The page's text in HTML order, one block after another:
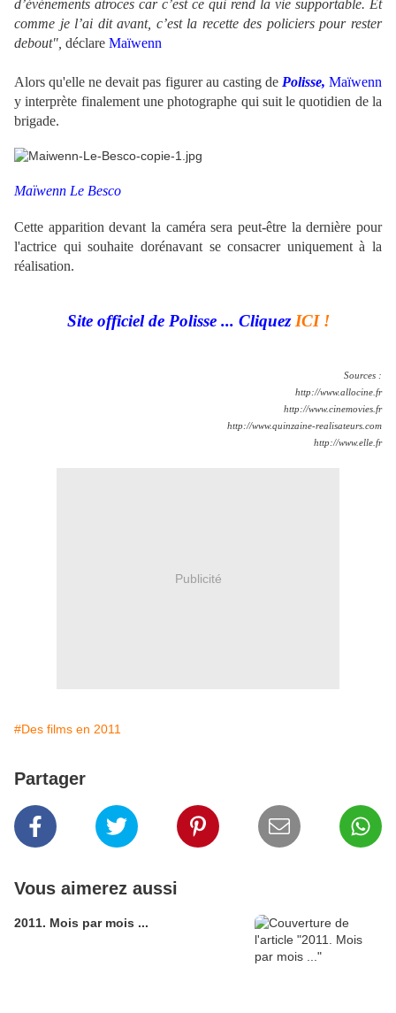
d’événements atroces car c’est ce qui rend la vie supportable. Et
comme je l’ai dit avant, c’est la recette des policiers pour rester
debout", déclare Maïwenn
Alors qu'elle ne devait pas figurer au casting de Polisse, Maïwenn
y interprète finalement une photographe qui suit le quotidien de la
brigade.
Maïwenn Le Besco
Cette apparition devant la caméra sera peut-être la dernière pour
l'actrice qui souhaite dorénavant se consacrer uniquement à la
réalisation.
Site officiel de Polisse ... Cliquez ICI !
Sources :
http://www.allocine.fr
http://www.cinemovies.fr
http://www.quinzaine-realisateurs.com
http://www.elle.fr
Publicité
#Des films en 2011
Partager
Vous aimerez aussi
2011. Mois par mois ...